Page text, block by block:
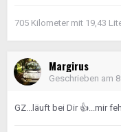
705 Kilometer mit 19,43
Margirus
Geschrieben am
GZ...läuft bei Dir 👍...mir